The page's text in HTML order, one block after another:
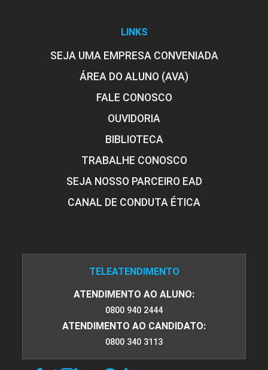
LINKS
SEJA UMA EMPRESA CONVENIADA
ÁREA DO ALUNO (AVA)
FALE CONOSCO
OUVIDORIA
BIBLIOTECA
TRABALHE CONOSCO
SEJA NOSSO PARCEIRO EAD
CANAL DE CONDUTA ÉTICA
TELEATENDIMENTO
ATENDIMENTO AO ALUNO:
0800 940 2444
ATENDIMENTO AO CANDIDATO:
0800 340 3113